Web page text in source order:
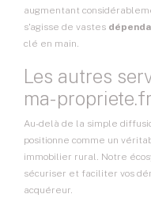
augmentant
s'agisse de vastes
clé en main.
Les autres
ma-propriete.fr
Au-delà de la simple
positionne comme un
immobilier rural. Notre
sécuriser et faciliter vos
acquéreur.